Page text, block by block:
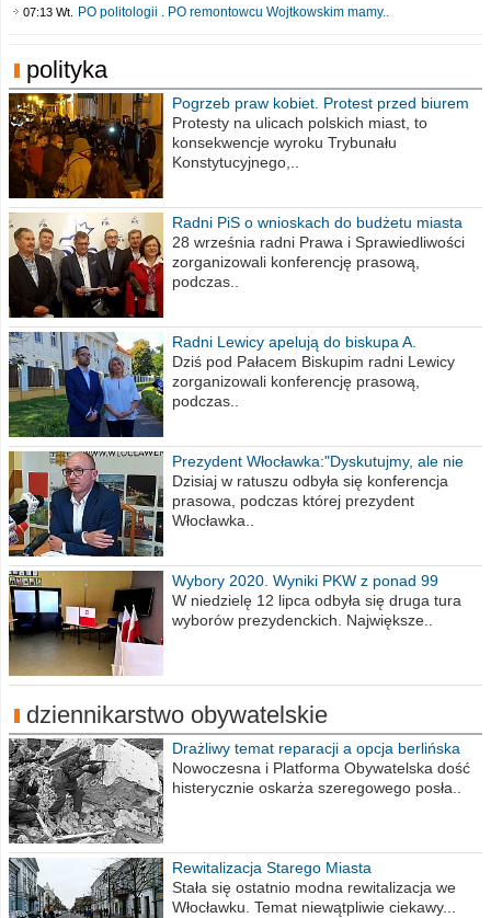
07:13 Wt. PO politologii . PO remontowcu Wojtkowskim mamy..
polityka
Pogrzeb praw kobiet. Protest przed biurem
poselskim PiS
Protesty na ulicach polskich miast, to
konsekwencje wyroku Trybunału
Konstytucyjnego,..
Radni PiS o wnioskach do budżetu miasta
na 2021 rok
28 września radni Prawa i Sprawiedliwości
zorganizowali konferencję prasową,
podczas..
Radni Lewicy apelują do biskupa A.
Wiesława Meringa
Dziś pod Pałacem Biskupim radni Lewicy
zorganizowali konferencję prasową,
podczas..
Prezydent Włocławka:"Dyskutujmy, ale nie
obrażajmy się”
Dzisiaj w ratuszu odbyła się konferencja
prasowa, podczas której prezydent
Włocławka..
Wybory 2020. Wyniki PKW z ponad 99
procent obwodów
W niedzielę 12 lipca odbyła się druga tura
wyborów prezydenckich. Największe..
dziennikarstwo obywatelskie
Drażliwy temat reparacji a opcja berlińska
Nowoczesna i Platforma Obywatelska dość
histerycznie oskarża szeregowego posła..
Rewitalizacja Starego Miasta
Stała się ostatnio modna rewitalizacja we
Włocławku. Temat niewątpliwie ciekawy...